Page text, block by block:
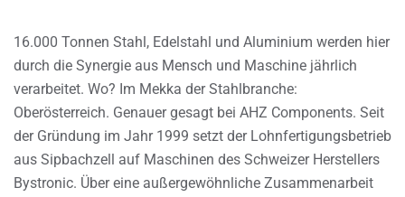
16.000 Tonnen Stahl, Edelstahl und Aluminium werden hier
durch die Synergie aus Mensch und Maschine jährlich
verarbeitet. Wo? Im Mekka der Stahlbranche:
Oberösterreich. Genauer gesagt bei AHZ Components. Seit
der Gründung im Jahr 1999 setzt der Lohnfertigungsbetrieb
aus Sipbachzell auf Maschinen des Schweizer Herstellers
Bystronic. Über eine außergewöhnliche Zusammenarbeit